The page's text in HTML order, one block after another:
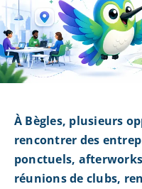
À Bègles, plusieurs
rencontrer des
ponctuels,
réunions de clubs,